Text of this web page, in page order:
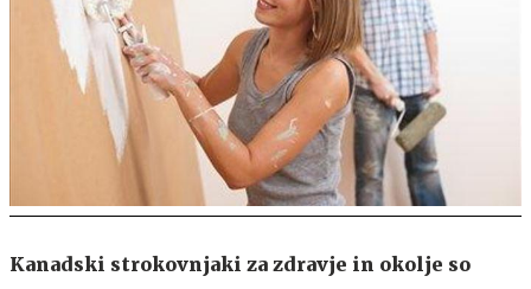
Kanadski strokovnjaki za zdravje in okolje so